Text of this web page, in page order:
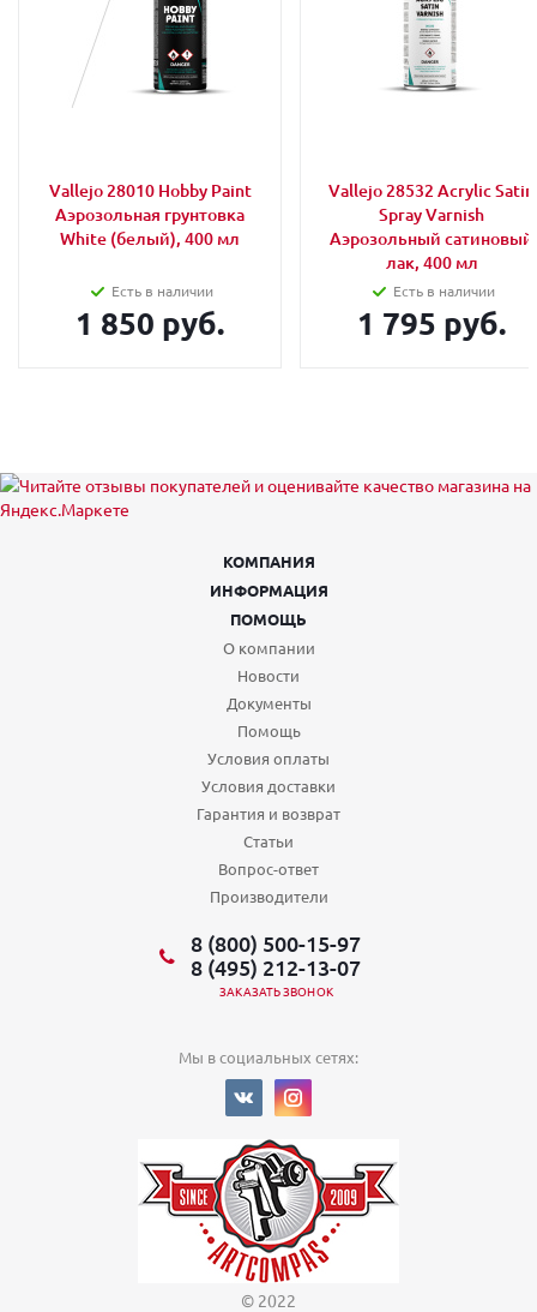
Vallejo 28010 Hobby Paint
Аэрозольная грунтовка
White (белый), 400 мл
Есть в наличии
1 850 руб.
Vallejo 28532 Acrylic Satin
Spray Varnish
Аэрозольный сатиновый
лак, 400 мл
Есть в наличии
1 795 руб.
КОМПАНИЯ
ИНФОРМАЦИЯ
ПОМОЩЬ
О компании
Новости
Документы
Помощь
Условия оплаты
Условия доставки
Гарантия и возврат
Статьи
Вопрос-ответ
Производители
8 (800) 500-15-97
8 (495) 212-13-07
ЗАКАЗАТЬ ЗВОНОК
Мы в социальных сетях:
© 2022